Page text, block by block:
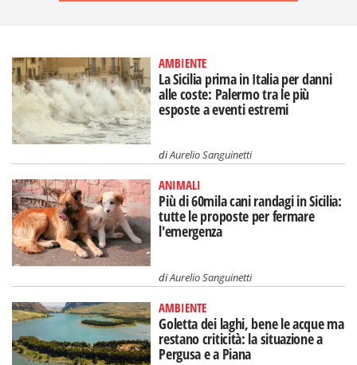
AMBIENTE
La Sicilia prima in Italia per danni
alle coste: Palermo tra le più
esposte a eventi estremi
diAurelio Sanguinetti
ANIMALI
Più di 60mila cani randagi in Sicilia:
tutte le proposte per fermare
l'emergenza
diAurelio Sanguinetti
AMBIENTE
Goletta dei laghi, bene le acque ma
restano criticità: la situazione a
Pergusa e a Piana